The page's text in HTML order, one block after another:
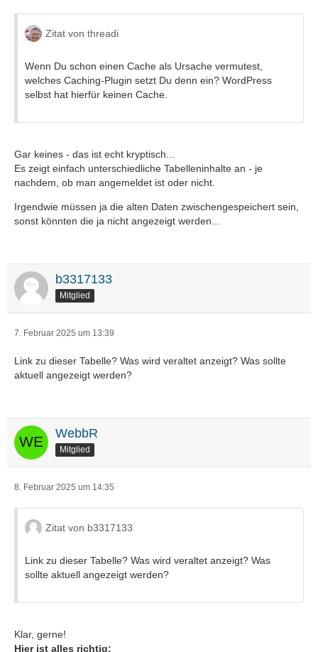
Zitat von threadi
Wenn Du schon einen Cache als Ursache vermutest,
welches Caching-Plugin setzt Du denn ein? WordPress
selbst hat hierfür keinen Cache.
Gar keines - das ist echt kryptisch...
Es zeigt einfach unterschiedliche Tabelleninhalte an - je
nachdem, ob man angemeldet ist oder nicht.
Irgendwie müssen ja die alten Daten zwischengespeichert sein,
sonst könnten die ja nicht angezeigt werden...
b3317133
Mitglied
7. Februar 2025 um 13:39
Link zu dieser Tabelle? Was wird veraltet anzeigt? Was sollte
aktuell angezeigt werden?
WebbR
Mitglied
8. Februar 2025 um 14:35
Zitat von b3317133
Link zu dieser Tabelle? Was wird veraltet anzeigt? Was
sollte aktuell angezeigt werden?
Klar, gerne!
Hier ist alles richtig: